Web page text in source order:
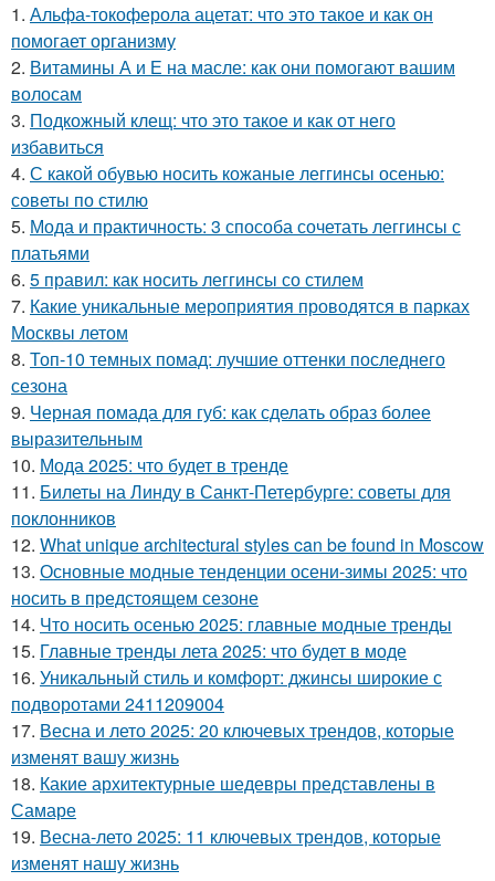
1. Альфа-токоферола ацетат: что это такое и как он
помогает организму
2. Витамины А и Е на масле: как они помогают вашим
волосам
3. Подкожный клещ: что это такое и как от него
избавиться
4. С какой обувью носить кожаные леггинсы осенью:
советы по стилю
5. Мода и практичность: 3 способа сочетать леггинсы с
платьями
6. 5 правил: как носить леггинсы со стилем
7. Какие уникальные мероприятия проводятся в парках
Москвы летом
8. Топ-10 темных помад: лучшие оттенки последнего
сезона
9. Черная помада для губ: как сделать образ более
выразительным
10. Мода 2025: что будет в тренде
11. Билеты на Линду в Санкт-Петербурге: советы для
поклонников
12. What unique architectural styles can be found in Moscow
13. Основные модные тенденции осени-зимы 2025: что
носить в предстоящем сезоне
14. Что носить осенью 2025: главные модные тренды
15. Главные тренды лета 2025: что будет в моде
16. Уникальный стиль и комфорт: джинсы широкие с
подворотами 2411209004
17. Весна и лето 2025: 20 ключевых трендов, которые
изменят вашу жизнь
18. Какие архитектурные шедевры представлены в
Самаре
19. Весна-лето 2025: 11 ключевых трендов, которые
изменят нашу жизнь